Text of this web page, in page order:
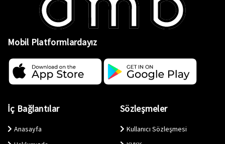
Mobil Platformlardayız
İç Bağlantılar
Anasayfa
Sözleşmeler
Kullanıcı Sözleşmesi